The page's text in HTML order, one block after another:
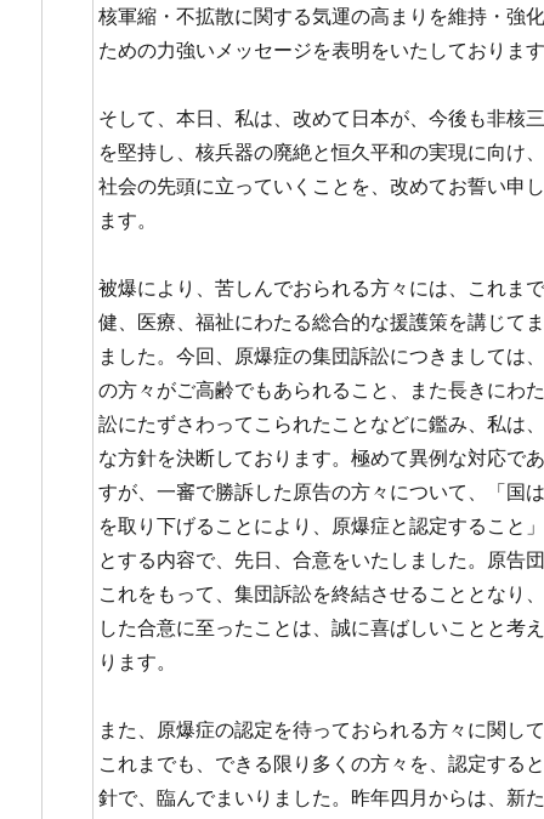
核軍縮・不拡散に関する気運の高まりを維持・強
ための力強いメッセージを表明をいたしておりま
そして、本日、私は、改めて日本が、今後も非核
を堅持し、核兵器の廃絶と恒久平和の実現に向け
社会の先頭に立っていくことを、改めてお誓い申
ます。
被爆により、苦しんでおられる方々には、これま
健、医療、福祉にわたる総合的な援護策を講じて
ました。今回、原爆症の集団訴訟につきましては
の方々がご高齢でもあられること、また長きにわ
訟にたずさわってこられたことなどに鑑み、私は
な方針を決断しております。極めて異例な対応で
すが、一審で勝訴した原告の方々について、「国
を取り下げることにより、原爆症と認定すること
とする内容で、先日、合意をいたしました。原告
これをもって、集団訴訟を終結させることとなり
した合意に至ったことは、誠に喜ばしいことと考
ります。
また、原爆症の認定を待っておられる方々に関し
これまでも、できる限り多くの方々を、認定する
針で、臨んでまいりました。昨年四月からは、新